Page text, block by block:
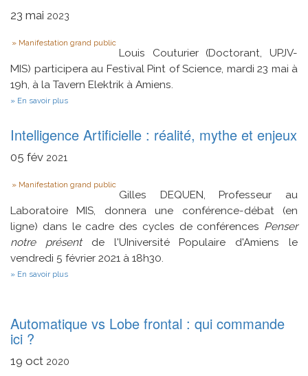
23 mai 2023
Type
Manifestation grand public
Louis Couturier (Doctorant, UPJV-
MIS) participera au Festival Pint of Science, mardi 23 mai à
19h, à la Tavern Elektrik à Amiens.
En savoir plus
informatique
:
la
musicale
Intelligence Artificielle : réalité, mythe et enjeux
05 fév 2021
Type
Manifestation grand public
Gilles DEQUEN, Professeur au
Laboratoire MIS, donnera une conférence-débat (en
ligne) dans le cadre des cycles de conférences Penser
notre présentde l'UIniversité Populaire d'Amiens le
vendredi 5 février 2021 à 18h30.
En savoir plus
mythe
Automatique vs Lobe frontal : qui commande
ici ?
19 oct 2020